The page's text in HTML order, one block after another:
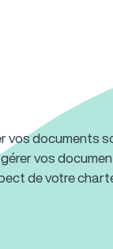
vos documents
vos
de votre